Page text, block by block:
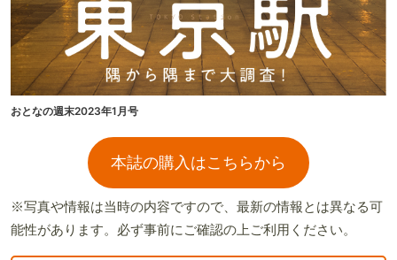
おとなの週末2023年1月号
本誌の購入はこちらから
※写真や情報は当時の内容ですので、最新の情報とは異なる可
能性があります。必ず事前にご確認の上ご利用ください。